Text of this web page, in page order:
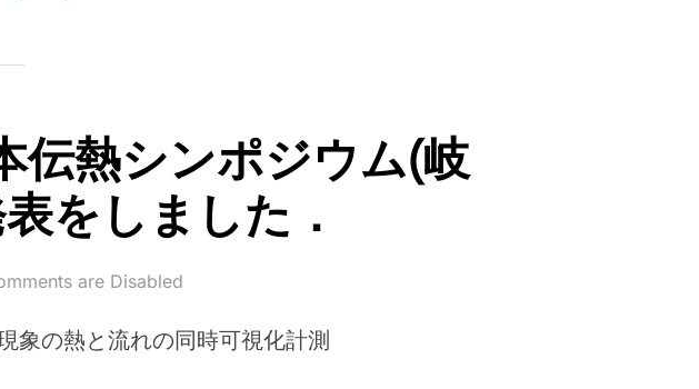
伝熱シンポジウム(岐
をしました．
are Disabled
象の熱と流れの同時可視化計測